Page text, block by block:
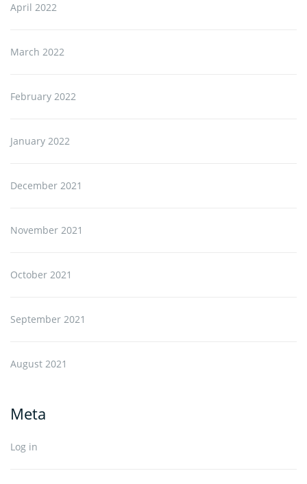
April 2022
March 2022
February 2022
January 2022
December 2021
November 2021
October 2021
September 2021
August 2021
Meta
Log in